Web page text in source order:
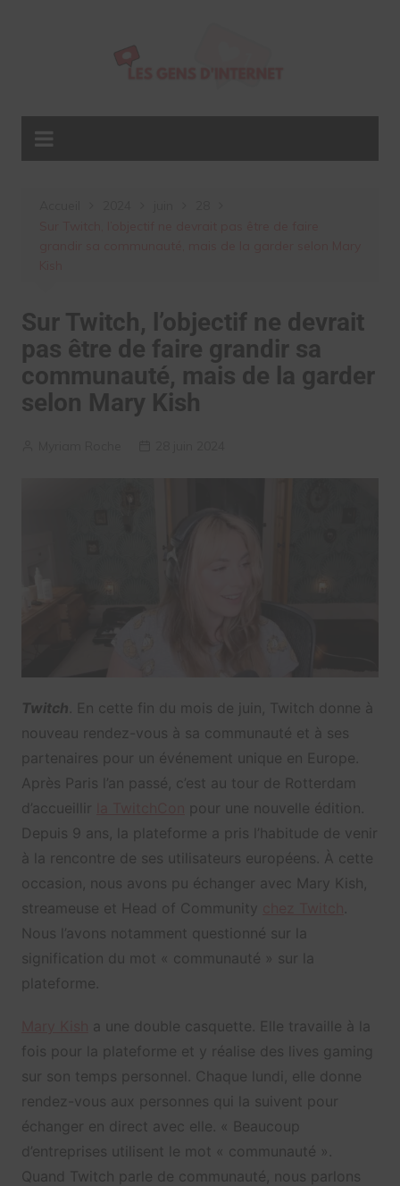
Sur Twitch, l’objectif ne devrait
pas être de faire grandir sa
communauté, mais de la garder
selon Mary Kish
Twitch . En cette fin du mois de juin, Twitch donne à
nouveau rendez-vous à sa communauté et à ses
partenaires pour un événement unique en Europe.
Après Paris l’an passé, c’est au tour de Rotterdam
d’accueillir
pour une nouvelle édition.
Depuis 9 ans, la plateforme a pris l’habitude de venir
à la rencontre de ses utilisateurs européens. À cette
occasion, nous avons pu échanger avec Mary Kish,
streameuse et Head of Community
Nous l’avons notamment questionné sur la
signification du mot « communauté » sur la
plateforme.
a une double casquette. Elle travaille à la
fois pour la plateforme et y réalise des lives gaming
sur son temps personnel. Chaque lundi, elle donne
rendez-vous aux personnes qui la suivent pour
échanger en direct avec elle. « Beaucoup
d’entreprises utilisent le mot « communauté ».
Quand Twitch parle de communauté, nous parlons